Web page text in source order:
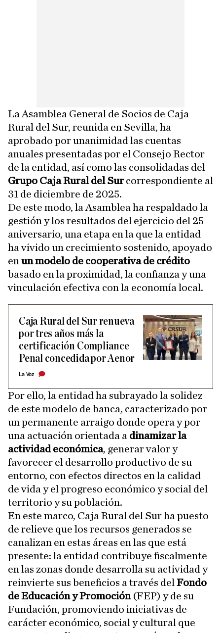
La Asamblea General de Socios de Caja
Rural del Sur, reunida en Sevilla, ha
aprobado por unanimidad las cuentas
anuales presentadas por el Consejo Rector
de la entidad, así como las consolidadas del
Grupo Caja Rural del Surcorrespondiente al
31 de diciembre de 2025.
De este modo, la Asamblea ha respaldado la
gestión y los resultados del ejercicio del 25
aniversario, una etapa en la que la entidad
ha vivido un crecimiento sostenido, apoyado
en un modelo de cooperativa de crédito
basado en la proximidad, la confianza y una
vinculación efectiva con la economía local.
Caja Rural del Sur renueva
por tres años más la
certificación Compliance
Penal concedida por Aenor
La Voz
Por ello, la entidad ha subrayado la solidez
de este modelo de banca, caracterizado por
un permanente arraigo donde opera y por
una actuación orientada a dinamizar la
actividad económica, generar valor y
favorecer el desarrollo productivo de su
entorno, con efectos directos en la calidad
de vida y el progreso económico y social del
territorio y su población.
En este marco, Caja Rural del Sur ha puesto
de relieve que los recursos generados se
canalizan en estas áreas en las que está
presente: la entidad contribuye fiscalmente
en las zonas donde desarrolla su actividad y
reinvierte sus beneficios a través del Fondo
de Educación y Promoción(FEP) y de su
Fundación, promoviendo iniciativas de
carácter económico, social y cultural que